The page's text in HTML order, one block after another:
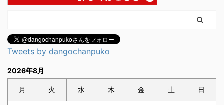
Tweets by dangochanpuko
2026年8月
月 火 水 木 金 土 日